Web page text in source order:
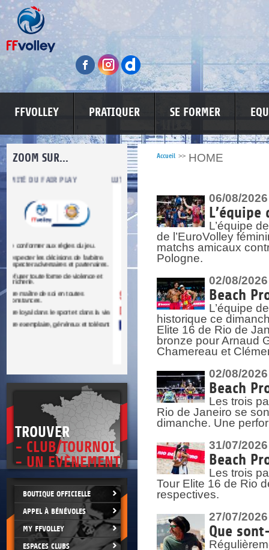
FFVOLLEY PRATIQUER SE FORMER
ZOOM SUR...
LUTTE CONTRE LES VIOLENCES MA PETITE SPONSO
>
TROUVER
- CLUB/TOURNOI
- UN EVÈNEMENT
BOUTIQUE OFFICIELLE
APPEL À BÉNÉVOLES
MY FFVOLLEY
ESPACES CLUBS
Accueil >> HOME
06/08/2026
L’équipe
L’équipe
de l’EuroVolley
matchs amicaux
Pologne.
02/08/2026
Beach
L’équipe
historique ce
Elite 16 de Rio de
bronze pour Arnaud
Chamereau et
02/08/2026
Beach
Les trois
Rio de Janeiro se
dimanche. Une
31/07/2026
Beach
Les trois
Tour Elite 16 de Rio
respectives.
27/07/2026
Que